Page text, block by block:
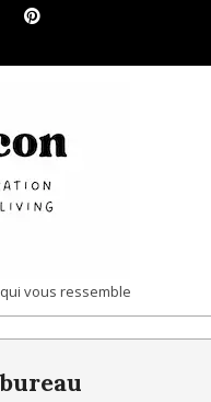
vous ressemble